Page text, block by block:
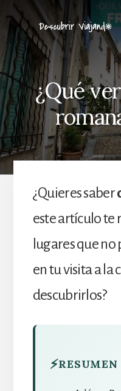
to
content
¿Qué
¿Quieres saber
este artículo te
lugares que
en tu visita a la
descubrirlos?
⚡